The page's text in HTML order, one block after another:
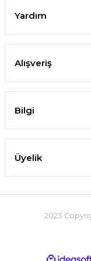
Yardım
Alışveriş
Bilgi
Üyelik
2023